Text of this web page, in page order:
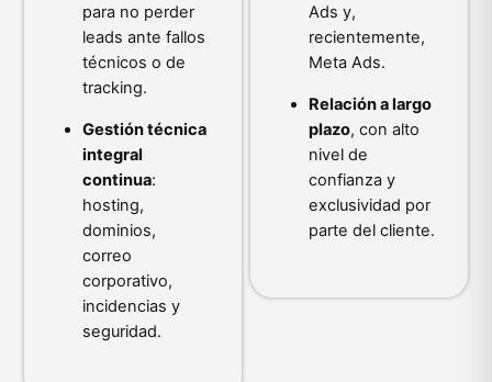
para no perder
leads ante fallos
técnicos o de
tracking.
Gestión técnica
integral
continua:
hosting,
dominios,
correo
corporativo,
incidencias y
seguridad.
Ads y,
recientemente,
Meta Ads.
Relación a largo
plazo, con alto
nivel de
confianza y
exclusividad por
parte del cliente.